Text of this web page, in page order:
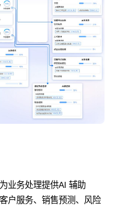
业务处理提供AI 辅助
户服务、销售预测、风险